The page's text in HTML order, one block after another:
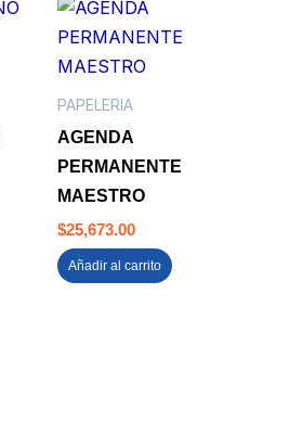
PAPELERIA
AGENDA
PERMANENTE
MAESTRO
$25,673.00
Añadir al carrito